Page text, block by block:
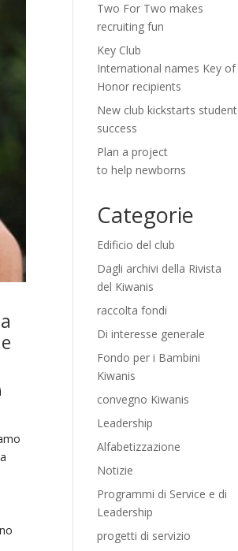
Two For Two makes
recruiting fun
Key Club
International names Key of
Honor recipients
New club kickstarts student
success
Plan a project
to help newborns
Categorie
Edificio del club
Dagli archivi della Rivista
del Kiwanis
raccolta fondi
Di interesse generale
Fondo per i Bambini
Kiwanis
convegno Kiwanis
Leadership
Alfabetizzazione
Notizie
Programmi di Service e di
Leadership
progetti di servizio